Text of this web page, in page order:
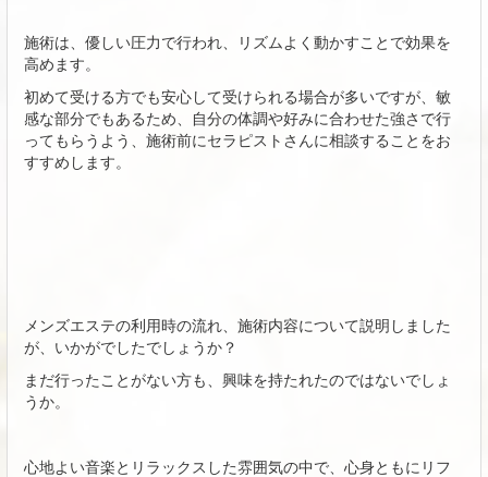
施術は、優しい圧力で行われ、リズムよく動かすことで効果を
高めます。
初めて受ける方でも安心して受けられる場合が多いですが、敏
感な部分でもあるため、自分の体調や好みに合わせた強さで行
ってもらうよう、施術前にセラピストさんに相談することをお
すすめします。
メンズエステの利用時の流れ、施術内容について説明しました
が、いかがでしたでしょうか？
まだ行ったことがない方も、興味を持たれたのではないでしょ
うか。
心地よい音楽とリラックスした雰囲気の中で、心身ともにリフ